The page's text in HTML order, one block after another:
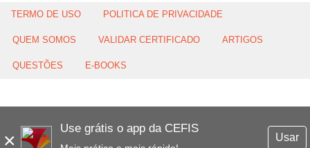
×
Use grátis o app da CEFIS
Usar
TERMO DE USO POLITICA DE PRIVACIDADE
QUEM SOMOS VALIDAR CERTIFICADO ARTIGOS
QUESTÕES E-BOOKS